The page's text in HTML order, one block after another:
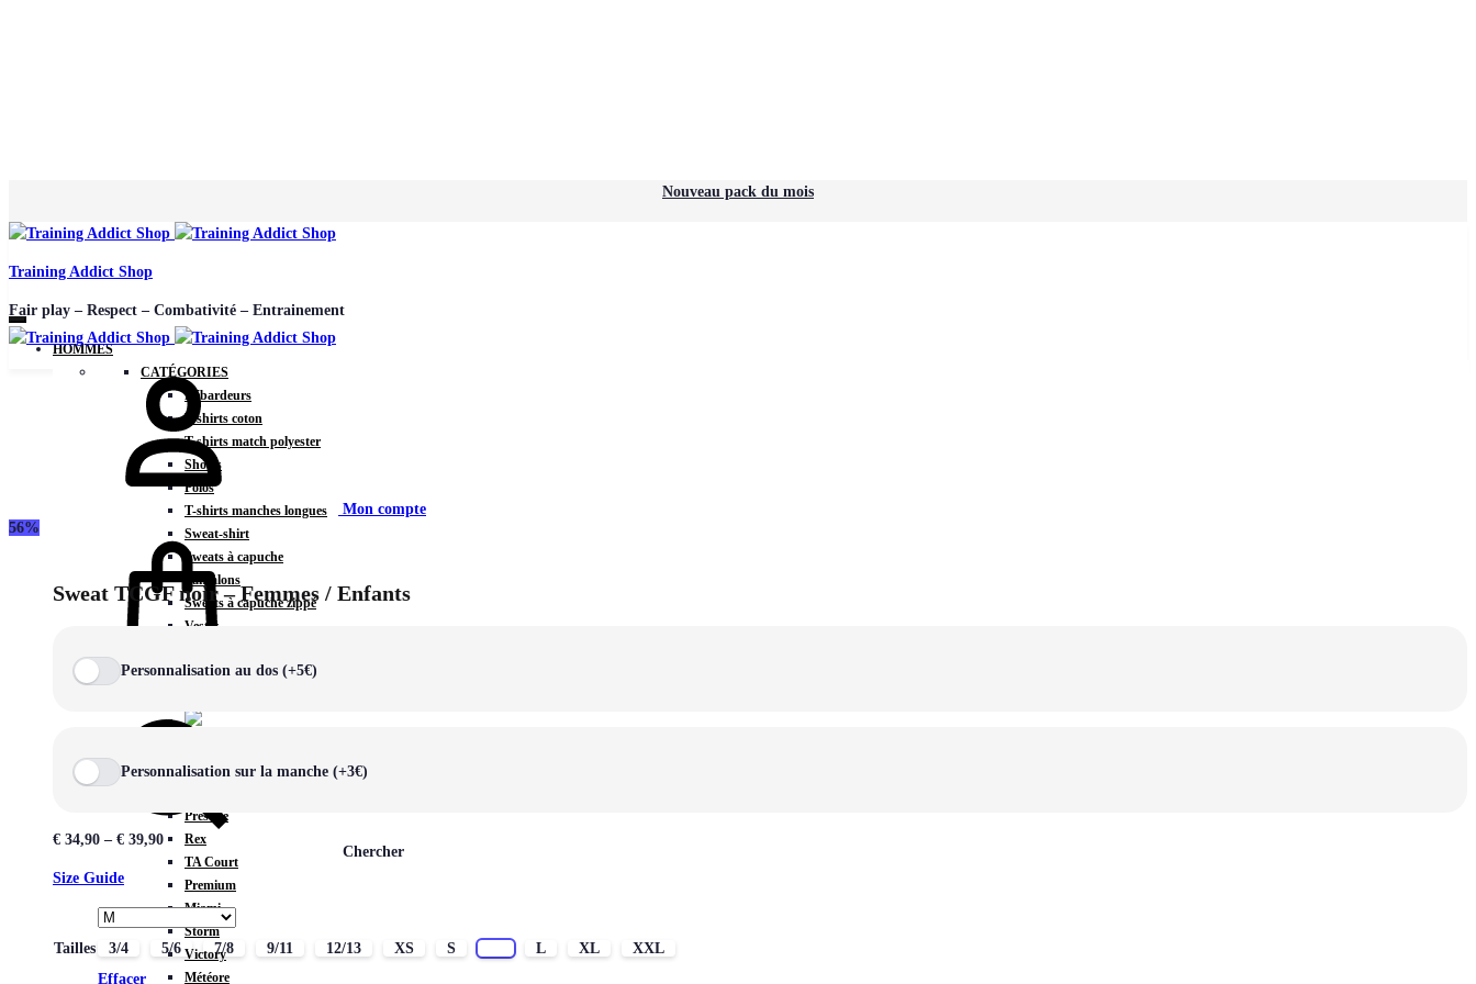
Nouveau pack du mois
Training Addict Shop
Fair play – Respect – Combativité – Entrainement
HOMMES
CATÉGORIES
Débardeurs
T-shirts coton
T-shirts match polyester
Shorts
Polos
T-shirts manches longues
Sweat-shirt
Sweats à capuche
Pantalons
Sweats à capuche zippé
Vestes
Prestige
Rex
TA Court
Premium
Miami
Storm
Victory
Météore
Mon compte
Chercher
56%
Sweat TCGF noir – Femmes / Enfants
Personnalisation au dos (+5€)
Personnalisation sur la manche (+3€)
€ 34,90 – € 39,90
Size Guide
Tailles 3/4 5/6 7/8 9/11 12/13 XS S L XL
XXL
Effacer